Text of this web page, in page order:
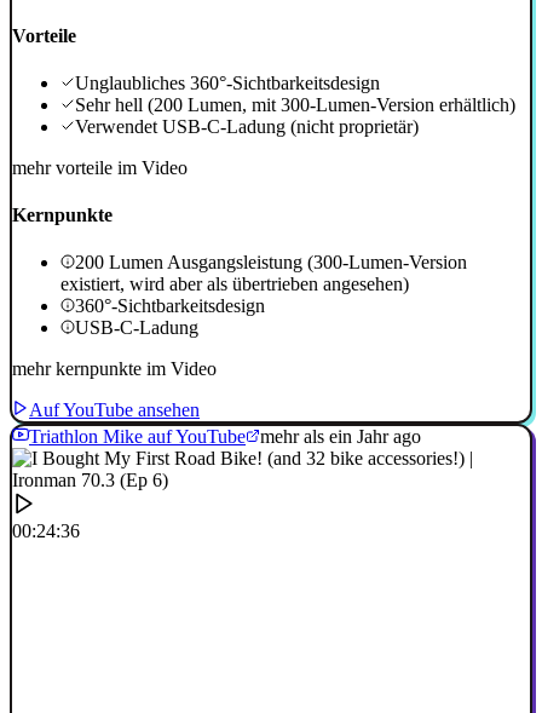
Vorteile
Unglaubliches 360°-Sichtbarkeitsdesign
Sehr hell (200 Lumen, mit 300-Lumen-Version erhältlich)
Verwendet USB-C-Ladung (nicht proprietär)
mehr vorteile im Video
Kernpunkte
200 Lumen Ausgangsleistung (300-Lumen-Version
existiert, wird aber als übertrieben angesehen)
360°-Sichtbarkeitsdesign
USB-C-Ladung
mehr kernpunkte im Video
Auf YouTube ansehen
Triathlon Mike auf YouTube
mehr als ein Jahr ago
00:24:36